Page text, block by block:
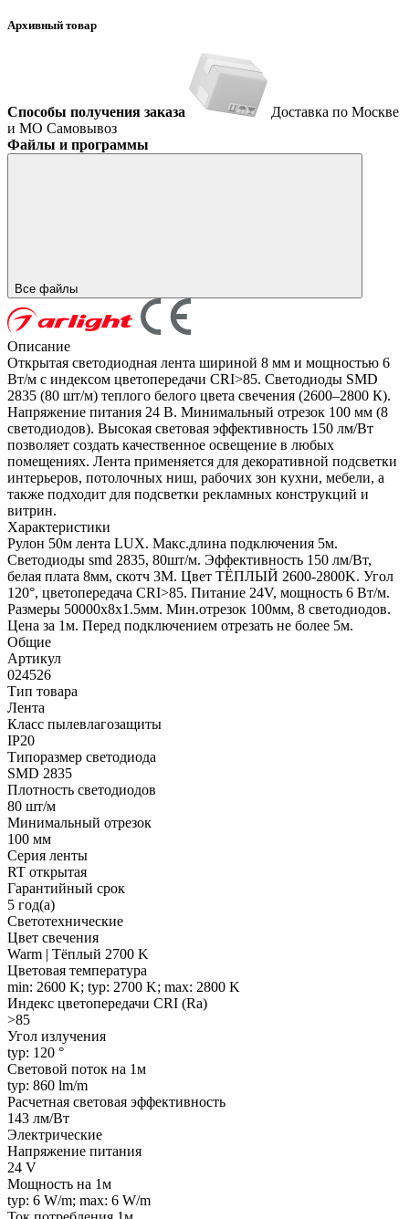
Архивный товар
Способы получения заказа
Доставка по Москве
и МО Самовывоз
Файлы и программы
Все файлы
Описание
Открытая светодиодная лента шириной 8 мм и мощностью 6
Вт/м с индексом цветопередачи CRI>85. Светодиоды SMD
2835 (80 шт/м) теплого белого цвета свечения (2600–2800 К).
Напряжение питания 24 В. Минимальный отрезок 100 мм (8
светодиодов). Высокая световая эффективность 150 лм/Вт
позволяет создать качественное освещение в любых
помещениях. Лента применяется для декоративной подсветки
интерьеров, потолочных ниш, рабочих зон кухни, мебели, а
также подходит для подсветки рекламных конструкций и
витрин.
Характеристики
Рулон 50м лента LUX. Макс.длина подключения 5м.
Светодиоды smd 2835, 80шт/м. Эффективность 150 лм/Вт,
белая плата 8мм, скотч 3М. Цвет ТЁПЛЫЙ 2600-2800K. Угол
120°, цветопередача CRI>85. Питание 24V, мощность 6 Вт/м.
Размеры 50000х8х1.5мм. Мин.отрезок 100мм, 8 светодиодов.
Цена за 1м. Перед подключением отрезать не более 5м.
Общие
Артикул
024526
Тип товара
Лента
Класс пылевлагозащиты
IP20
Типоразмер светодиода
SMD 2835
Плотность светодиодов
80 шт/м
Минимальный отрезок
100 мм
Серия ленты
RT открытая
Гарантийный срок
5 год(а)
Светотехнические
Цвет свечения
Warm | Тёплый 2700 K
Цветовая температура
min: 2600 K; typ: 2700 K; max: 2800 K
Индекс цветопередачи CRI (Ra)
>85
Угол излучения
typ: 120 °
Световой поток на 1м
typ: 860 lm/m
Расчетная световая эффективность
143 лм/Вт
Электрические
Напряжение питания
24 V
Мощность на 1м
typ: 6 W/m; max: 6 W/m